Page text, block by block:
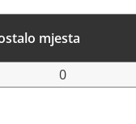
mjesta
0